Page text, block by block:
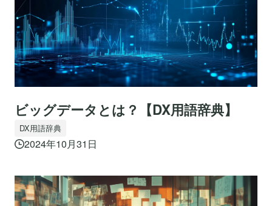
ビッグデータとは？【DX用語辞典】
DX用語辞典
2024年10月31日